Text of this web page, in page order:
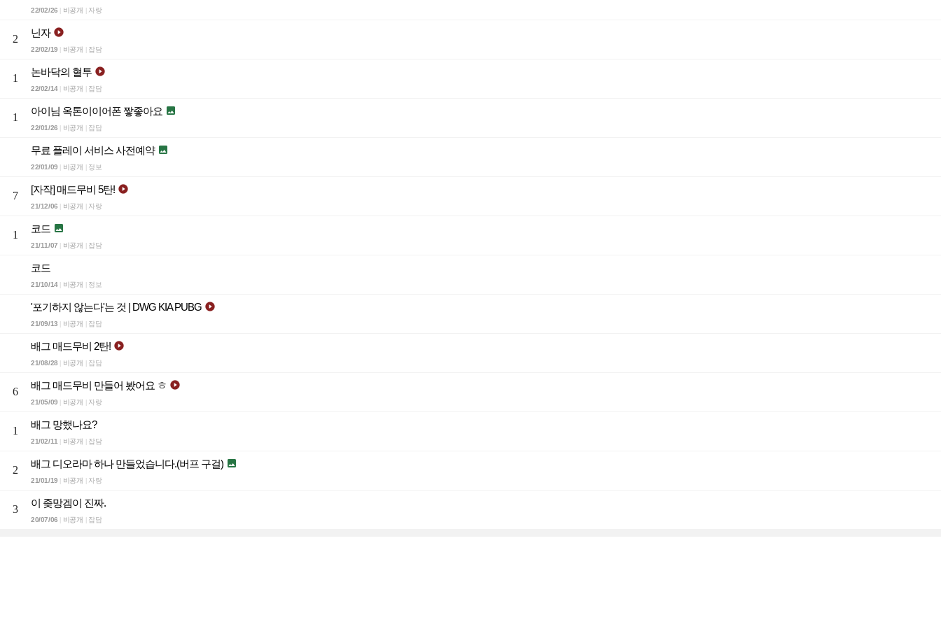
22/02/26 비공개 자랑
2
닌자 
22/02/19 비공개 잡담
1
논바닥의 혈투 
22/02/14| 비공개 잡담
1
아이님 옥톤이이어폰 짷좋아요 
22/01/26 비공개 잡담
무료 플레이 서비스 사전예약 
22/01/09 비공개 정보
7
[자작] 매드무비 5탄! 
21/12/06 비공개 자랑
1
코드 
21/11/07 비공개 잡담
코드
21/10/14| 비공개 정보
'포기하지 않는다'는 것 | DWG KIA PUBG 
21/09/13 비공개 잡담
배그 매드무비 2탄! 
21/08/28 비공개 잡담
6
배그 매드무비 만들어 봤어요 ㅎ 
21/05/09 비공개 자랑
1
배그 망했나요?
21/02/11| 비공개 잡담
2
배그 디오라마 하나 만들었습니다.(버프 구걸) 
21/01/19 비공개 자랑
3
이 좆망겜이 진짜.
20/07/06 비공개 잡담